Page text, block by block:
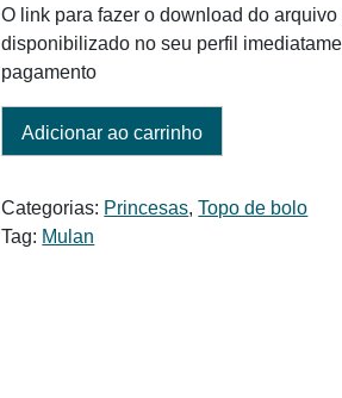
O link para fazer o download do
disponibilizado no seu perfil
pagamento
Adicionar ao carrinho
Categorias: Princesas,Topo de bolo
Tag: Mulan